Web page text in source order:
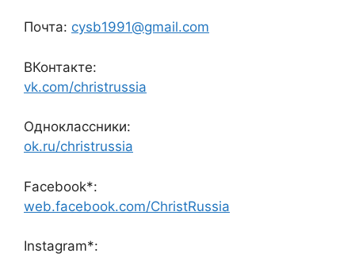
Почта: cysb1991@gmail.com
ВКонтакте:
vk.com/christrussia
Одноклассники:
ok.ru/christrussia
Facebook*:
web.facebook.com/ChristRussia
Instagram*: